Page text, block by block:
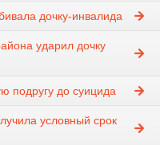
дочку-инвалида
ударил дочку
подругу до суицида
условный срок